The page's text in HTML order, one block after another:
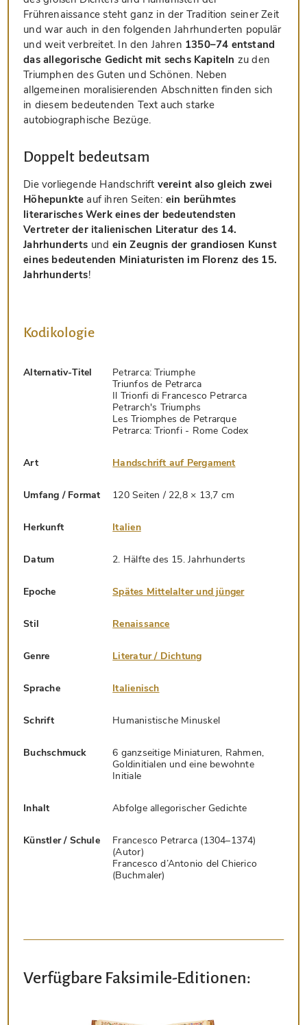
Frührenaissance steht ganz in der Tradition seiner Zeit
und war auch in den folgenden Jahrhunderten populär
und weit verbreitet. In den Jahren 1350–74 entstand
das allegorische Gedicht mit sechs Kapiteln zu den
Triumphen des Guten und Schönen. Neben
allgemeinen moralisierenden Abschnitten finden sich
in diesem bedeutenden Text auch starke
autobiographische Bezüge.
Doppelt bedeutsam
Die vorliegende Handschrift vereint also gleich zwei
Höhepunkte auf ihren Seiten: ein berühmtes
literarisches Werk eines der bedeutendsten
Vertreter der italienischen Literatur des 14.
Jahrhunderts und ein Zeugnis der grandiosen Kunst
eines bedeutenden Miniaturisten im Florenz des 15.
Jahrhunderts!
Kodikologie
Alternativ-Titel
Petrarca: Triumphe
Triunfos de Petrarca
Il Trionfi di Francesco Petrarca
Petrarch's Triumphs
Les Triomphes de Petrarque
Petrarca: Trionfi - Rome Codex
Art Handschrift auf Pergament
Umfang / Format 120 Seiten / 22,8 × 13,7 cm
Herkunft Italien
Datum 2. Hälfte des 15. Jahrhunderts
Epoche Spätes Mittelalter und jünger
Stil Renaissance
Genre Literatur / Dichtung
Sprache Italienisch
Schrift Humanistische Minuskel
Buchschmuck
6 ganzseitige Miniaturen, Rahmen,
Goldinitialen und eine bewohnte
Initiale
Inhalt Abfolge allegorischer Gedichte
Künstler / Schule
Francesco Petrarca (1304–1374)
(Autor)
Francesco d’Antonio del Chierico
(Buchmaler)
Verfügbare Faksimile-Editionen: